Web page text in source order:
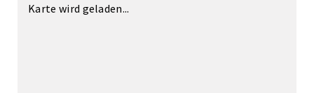
Karte wird geladen...